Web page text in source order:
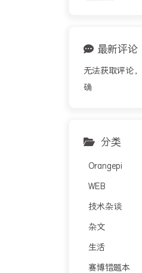
最新评论
无法获取评论
确
分类
Orangepi
WEB
技术杂谈
杂文
生活
赛博错题本